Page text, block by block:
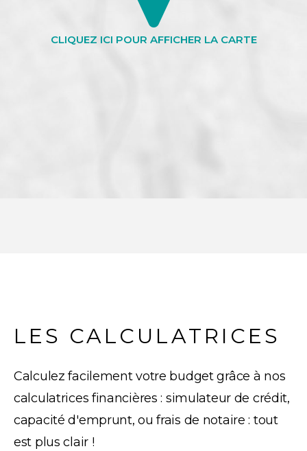
LES CALCULATRICES
Calculez facilement votre budget grâce à nos
calculatrices financières : simulateur de crédit,
capacité d'emprunt, ou frais de notaire : tout
est plus clair !